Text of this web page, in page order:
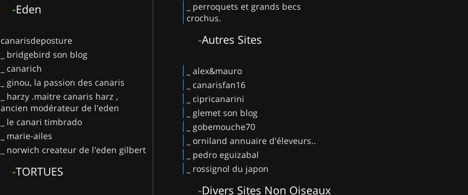
-Eden
canarisdeposture
_ bridgebird son blog
_ canarich
_ ginou, la passion des canaris
_ harzy .maitre canaris harz ,
ancien modérateur de l'eden
_ le canari timbrado
_ marie-ailes
_ norwich createur de l'eden gilbert
-TORTUES
_ perroquets et grands becs
crochus.
-Autres Sites
_ alex&mauro
_ canarisfan16
_ cipricanarini
_ glemet son blog
_ gobemouche70
_ orniland annuaire d'éleveurs..
_ pedro eguizabal
_ rossignol du japon
-Divers Sites Non Oiseaux